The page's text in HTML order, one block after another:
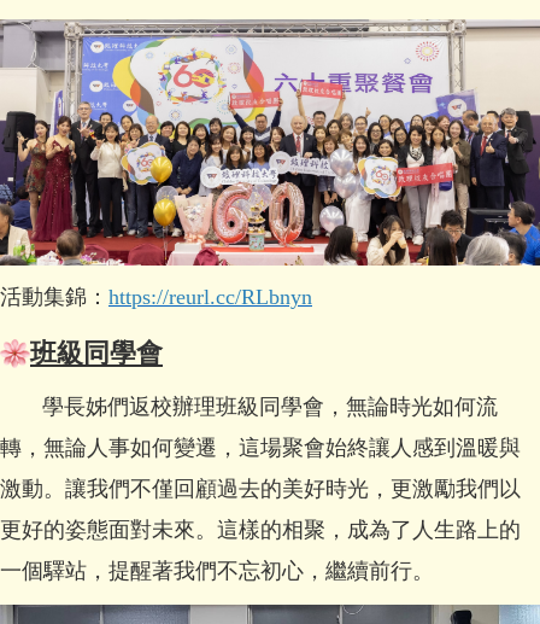
活動集錦： https://reurl.cc/RLbnyn
班級同學會
學長姊們返校辦理班級同學會，無論時光如何流
轉，無論人事如何變遷，這場聚會始終讓人感到溫暖與
激動。讓我們不僅回顧過去的美好時光，更激勵我們以
更好的姿態面對未來。這樣的相聚，成為了人生路上的
一個驛站，提醒著我們不忘初心，繼續前行。